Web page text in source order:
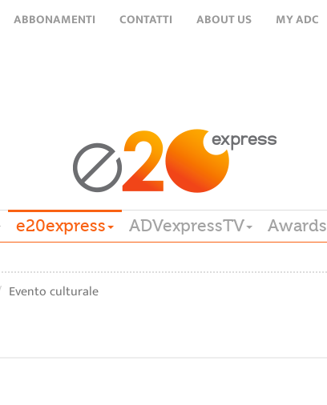
ABBONAMENTI CONTATTI ABOUT US MY ADC
e20express ADVexpressTV Awards
Evento culturale